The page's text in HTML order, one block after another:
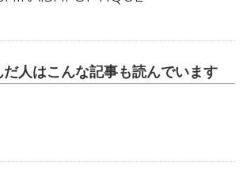
だ人はこんな記事も読んでいます